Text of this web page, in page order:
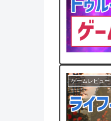
ゲームレビュー